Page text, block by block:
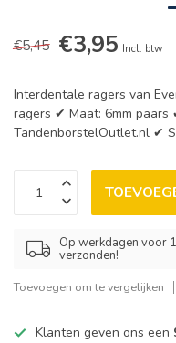
€5,45 €3,95 Incl. btw
Interdentale ragers van
ragers ✔ Maat: 6mm paars
TandenborstelOutlet.nl ✔
Op werkdagen voor
verzonden!
Toevoegen om te vergelijken
Klanten geven ons een